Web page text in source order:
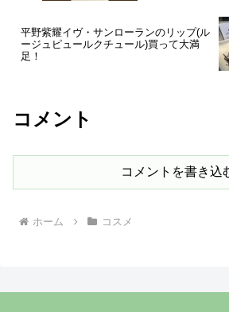
平野紫耀イヴ・サンローランのリップ(ル
ージュピュールクチュール)買って大満
足！
コメント
コメントを書き込
ホーム コスメ